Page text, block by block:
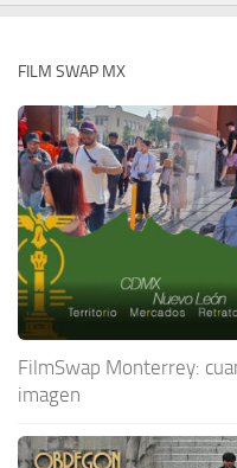
FILM SWAP MX
FilmSwap Monterrey:
imagen